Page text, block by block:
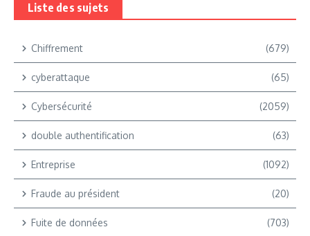
Liste des sujets
Chiffrement (679)
cyberattaque (65)
Cybersécurité (2059)
double authentification (63)
Entreprise (1092)
Fraude au président (20)
Fuite de données (703)